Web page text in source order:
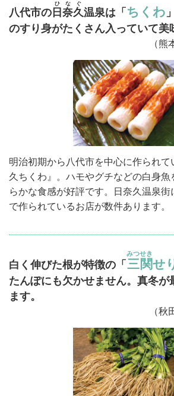
八代市の 日奈久
ひなぐ
温泉は「 ちくわ
のすり身がたくさん入っていて美
（熊
明治初期から八代市を中心に作られて
久ちくわ』。ハモやグチなどの白身魚
らかな食感が好評です。日奈久温泉
で作られているお店が数件あります。
白く伸びた根が特徴の「 三関
みつせき
せ
たんぽにも欠かせません。真冬が
ます。
（秋